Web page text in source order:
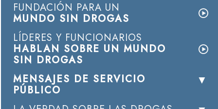
FUNDACIÓN PARA UN
MUNDO SIN DROGAS
LÍDERES Y FUNCIONARIOS
HABLAN SOBRE UN MUNDO
SIN DROGAS
MENSAJES DE SERVICIO
PÚBLICO